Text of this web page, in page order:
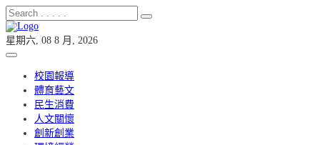
星期六, 08 8 月, 2026
校園報導
體育藝文
民生消費
人文關懷
創新創業